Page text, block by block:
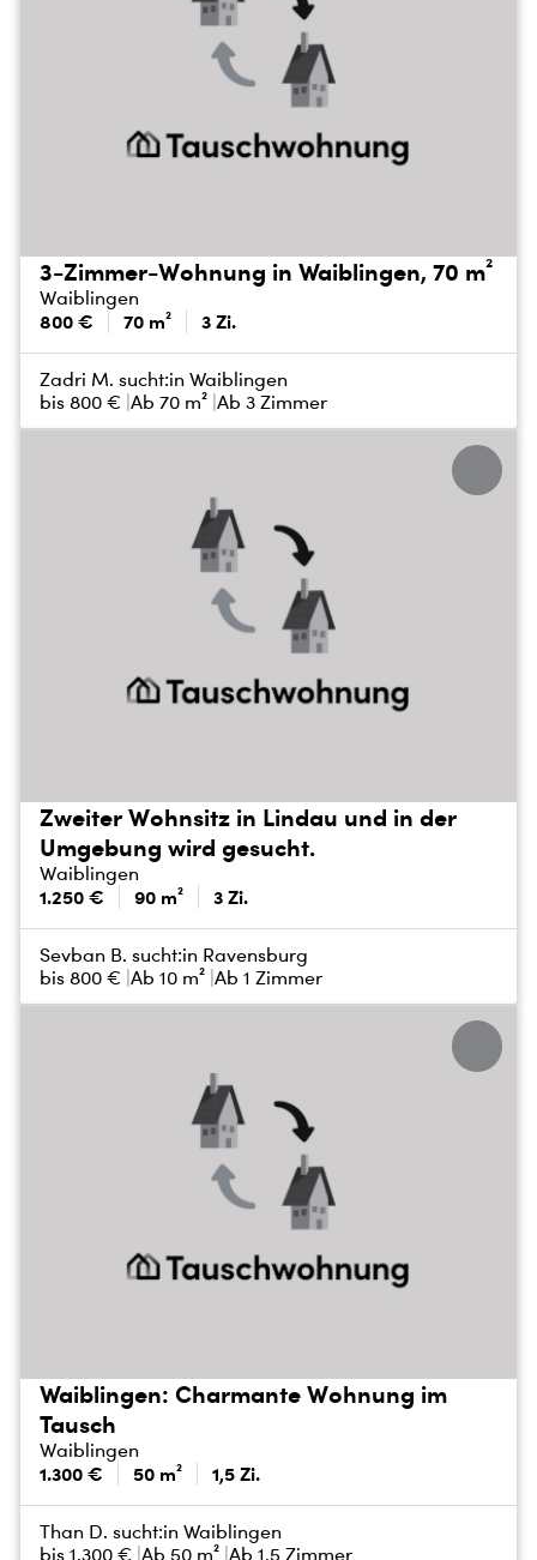
3-Zimmer-Wohnung in Waiblingen, 70 m²
Waiblingen
800 € 70 m² 3 Zi.
Zadri M. sucht:in Waiblingen
bis 800 € Ab 70 m² Ab 3 Zimmer
Zweiter Wohnsitz in Lindau und in der
Umgebung wird gesucht.
Waiblingen
1.250 € 90 m² 3 Zi.
Sevban B. sucht:in Ravensburg
bis 800 € Ab 10 m² Ab 1 Zimmer
Waiblingen: Charmante Wohnung im
Tausch
Waiblingen
1.300 € 50 m² 1,5 Zi.
Than D. sucht:in Waiblingen
bis 1.300 € Ab 50 m² Ab 1,5 Zimmer